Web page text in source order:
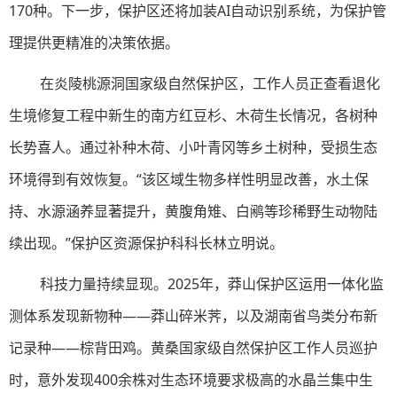
170种。下一步，保护区还将加装AI自动识别系统，为保护管
理提供更精准的决策依据。
在炎陵桃源洞国家级自然保护区，工作人员正查看退化
生境修复工程中新生的南方红豆杉、木荷生长情况，各树种
长势喜人。通过补种木荷、小叶青冈等乡土树种，受损生态
环境得到有效恢复。“该区域生物多样性明显改善，水土保
持、水源涵养显著提升，黄腹角雉、白鹇等珍稀野生动物陆
续出现。”保护区资源保护科科长林立明说。
科技力量持续显现。2025年，莽山保护区运用一体化监
测体系发现新物种——莽山碎米荠，以及湖南省鸟类分布新
记录种——棕背田鸡。黄桑国家级自然保护区工作人员巡护
时，意外发现400余株对生态环境要求极高的水晶兰集中生